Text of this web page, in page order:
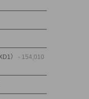
）
- 154,010